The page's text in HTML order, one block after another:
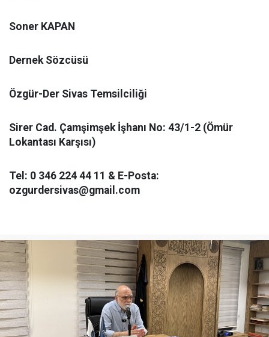
Soner KAPAN
Dernek Sözcüsü
Özgür-Der Sivas Temsilciliği
Sirer Cad. Çamşimşek İşhanı No: 43/1-2 (Ömür
Lokantası Karşısı)
Tel: 0 346 224 44 11 & E-Posta:
ozgurdersivas@gmail.com